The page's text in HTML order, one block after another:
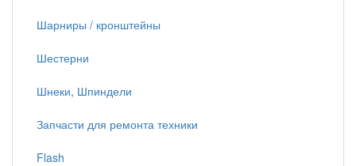
Шарниры / кронштейны
Шестерни
Шнеки, Шпиндели
Запчасти для ремонта техники
Flash